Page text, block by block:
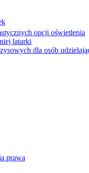
opcji oświetlenia
latarki
dla osób
prawa